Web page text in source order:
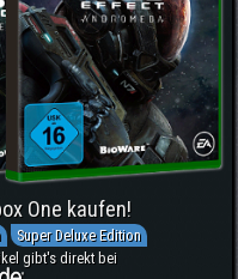
One kaufen!
Super Deluxe Edition
gibt's direkt bei